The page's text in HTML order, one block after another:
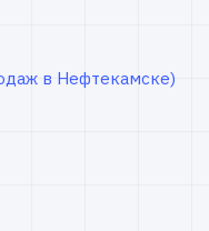
в Нефтекамске)